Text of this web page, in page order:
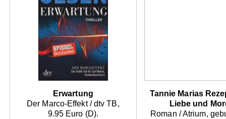
Erwartung
Der Marco-Effekt / dtv TB,
9.95 Euro (D).
Tannie Marias
Liebe und
Roman / Atrium,